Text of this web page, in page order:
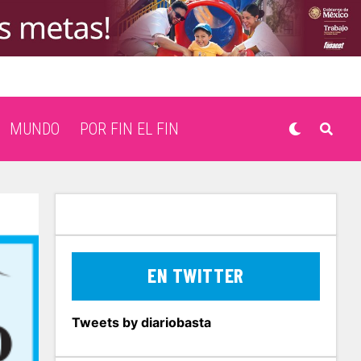
MUNDO POR FIN EL FIN
EN TWITTER
Tweets by diariobasta